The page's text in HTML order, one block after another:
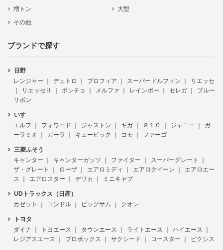
増トン
大型
その他
ブランドで探す
日野
レンジャー
デュトロ プロフィア スーパードルフィン
リエッセ
リエッセⅡ
ポンチョ メルファ レインボー セレガ
ブルー
リボン
いすゞ
エルフ
フォワード ジャストン ギガ ８１０ ジャニー
ガ
ーラミオ
ガーラ キュービック コモ ファーゴ
三菱ふそう
キャンター
キャンターガッツ ファイター
スーパーグレート
ザ・グレート
ローザ エアロミディ エアロクイーン
エアロエー
ス
エアロスター デリカ ミニキャブ
UDトラックス（日産）
カゼット
コンドル ビッグサム クオン
トヨタ
ダイナ
トヨエース タウンエース ライトエース
ハイエース
レジアスエース
プロボックス サクシード コースター ピクシス